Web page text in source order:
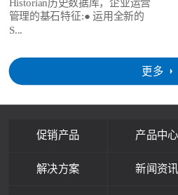
更多
Historian历史数据库，企业运营
管理的基石特征:● 运用全新的
S...
促销产品 产品中心
解决方案 新闻资讯